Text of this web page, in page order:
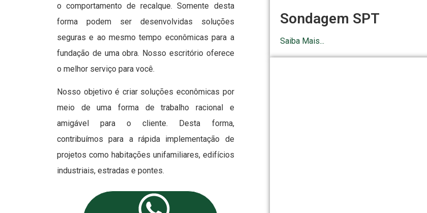
o comportamento de recalque. Somente desta
forma podem ser desenvolvidas soluções
seguras e ao mesmo tempo econômicas para a
fundação de uma obra. Nosso escritório oferece
o melhor serviço para você.
Nosso objetivo é criar soluções econômicas por
meio de uma forma de trabalho racional e
amigável para o cliente. Desta forma,
contribuímos para a rápida implementação de
projetos como habitações unifamiliares, edifícios
industriais, estradas e pontes.
Sondagem SPT
Saiba Mais...